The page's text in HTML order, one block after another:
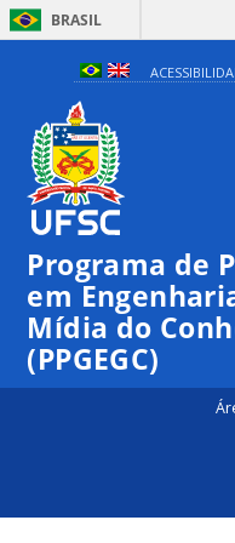
BRASIL
Programa de
em
Mídia do
(PPGEGC)